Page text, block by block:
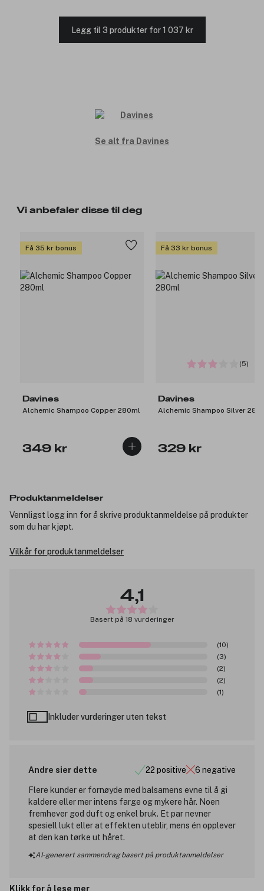
Legg til 3 produkter for 1 037 kr
Se alt fra Davines
Vi anbefaler disse til deg
Få 35 kr bonus
Davines
Alchemic Shampoo Copper 280ml
349 kr
Få 33 kr bonus
(5)
Davines
Alchemic Shampoo Silver
329 kr
Produktanmeldelser
Vennligst logg inn for å skrive produktanmeldelse på produkter
som du har kjøpt.
Vilkår for produktanmeldelser
4,1
Basert på 18 vurderinger
(10)
(3)
(2)
(2)
(1)
Inkluder vurderinger uten tekst
Andre sier dette 22 positive 6 negative
Flere kunder er fornøyde med balsamens evne til å gi
kaldere eller mer intens farge og mykere hår. Noen
fremhever god duft og enkel bruk. Et par nevner
spesiell lukt eller at effekten uteblir, mens én opplever
at den kan tørke ut håret.
AI-generert sammendrag basert på produktanmeldelser
Klikk for å lese mer